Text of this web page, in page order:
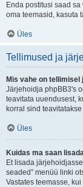
Enda postitusi saad
oma teemasid, kasuta
Üles
Tellimused ja
Mis vahe on tellimisel
Järjehoidja phpBB3's
teavitata uuendusest,
korral sind
Üles
Kuidas ma saan
Et lisada
seaded” menüü linki
Vastates teemasse,